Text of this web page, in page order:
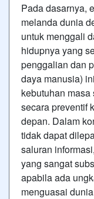
Pada dasarnya,
melanda dunia
untuk menggali
hidupnya yang
penggalian dan
daya manusia)
kebutuhan
secara preventif
depan. Dalam
tidak dapat
saluran
yang sangat
apabila ada
menguasai